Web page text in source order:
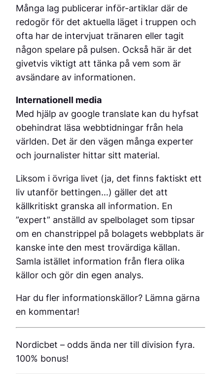
Många lag publicerar inför-artiklar där de
redogör för det aktuella läget i truppen och
ofta har de intervjuat tränaren eller tagit
någon spelare på pulsen. Också här är det
givetvis viktigt att tänka på vem som är
avsändare av informationen.
Internationell media
Med hjälp av google translate kan du hyfsat
obehindrat läsa webbtidningar från hela
världen. Det är den vägen många experter
och journalister hittar sitt material.
Liksom i övriga livet (ja, det finns faktiskt ett
liv utanför bettingen…) gäller det att
källkritiskt granska all information. En
”expert” anställd av spelbolaget som tipsar
om en chanstrippel på bolagets webbplats är
kanske inte den mest trovärdiga källan.
Samla istället information från flera olika
källor och gör din egen analys.
Har du fler informationskällor? Lämna gärna
en kommentar!
Nordicbet – odds ända ner till division fyra.
100% bonus!